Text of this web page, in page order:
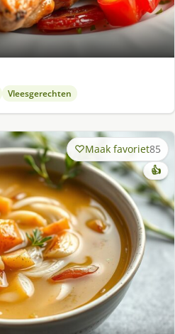
Vleesgerechten
Maak favoriet85
👍